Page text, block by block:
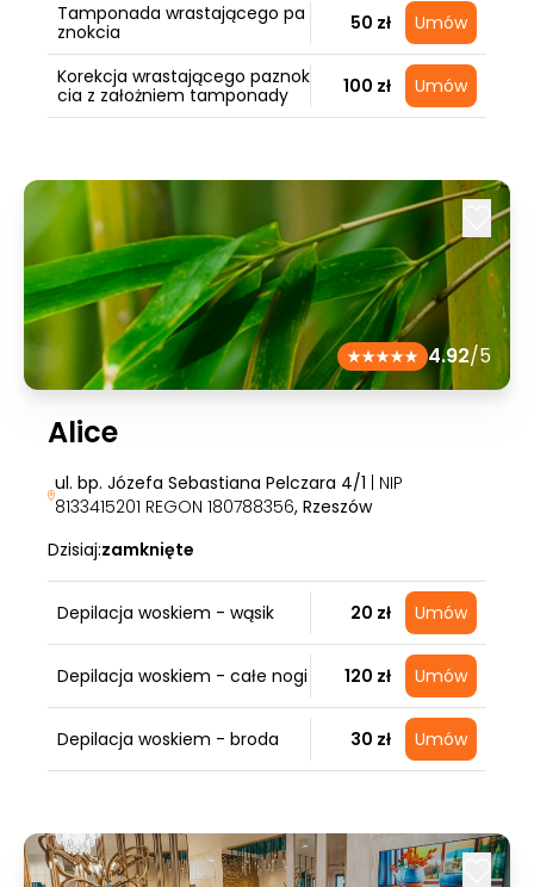
Tamponada wrastającego pa
znokcia
50 zł Umów
Korekcja wrastającego paznok
cia z założniem tamponady
100 zł Umów
4.92/5
Alice
ul. bp. Józefa Sebastiana Pelczara 4/1 | NIP
8133415201 REGON 180788356, Rzeszów
Dzisiaj:zamknięte
Depilacja woskiem - wąsik 20 zł Umów
Depilacja woskiem - całe nogi 120 zł Umów
Depilacja woskiem - broda 30 zł Umów